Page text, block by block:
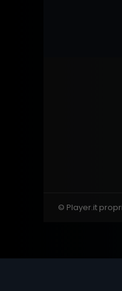
© Player.it